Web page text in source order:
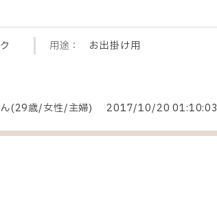
用途： お出掛け用
(29歳/女性/主婦) 2017/10/20 01:10:03